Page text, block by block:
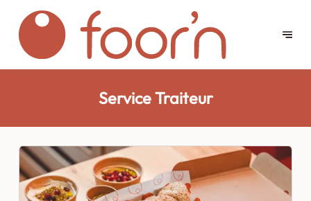
Service Traiteur